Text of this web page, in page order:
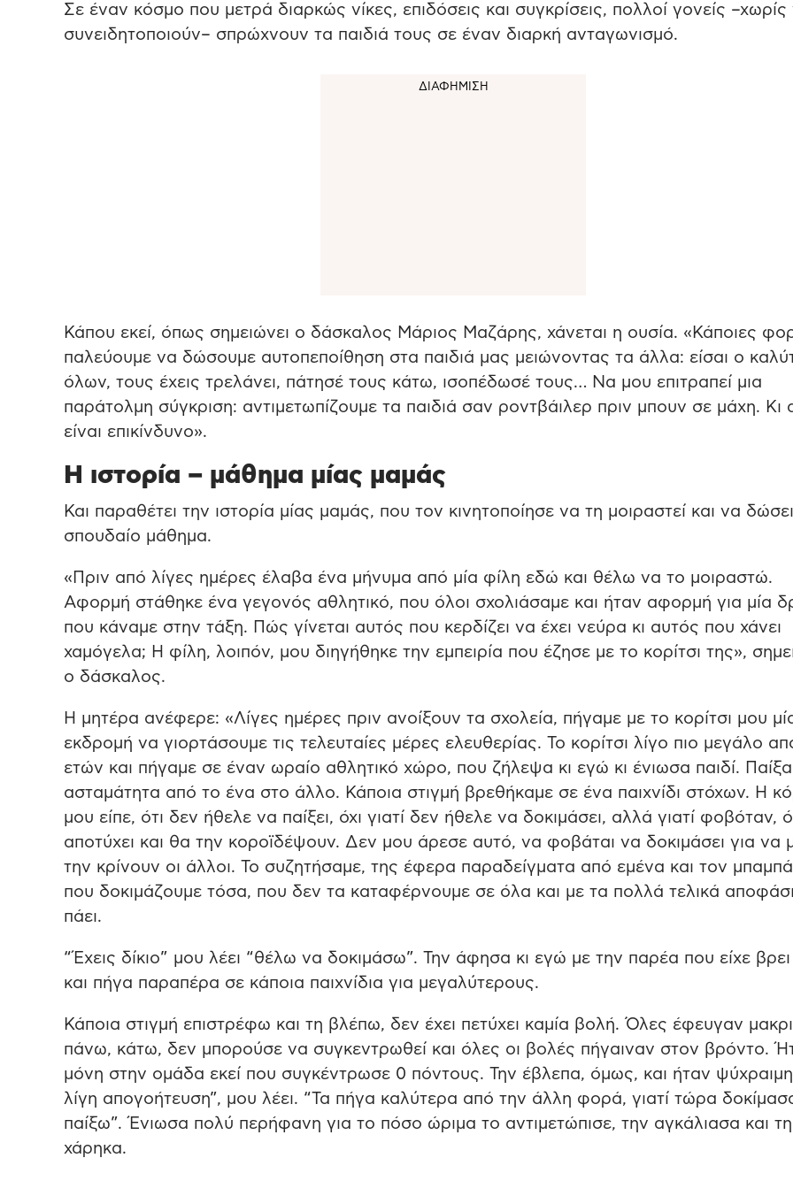
Σε έναν κόσμο που μετρά διαρκώς νίκες, επιδόσεις και συγκρίσεις, πολλοί γονείς –χωρίς
συνειδητοποιούν– σπρώχνουν τα παιδιά τους σε έναν διαρκή ανταγωνισμό.
Κάπου εκεί, όπως σημειώνει ο δάσκαλος Μάριος Μαζάρης, χάνεται η ουσία. «Κάποιες
παλεύουμε να δώσουμε αυτοπεποίθηση στα παιδιά μας μειώνοντας τα άλλα: είσαι ο
όλων, τους έχεις τρελάνει, πάτησέ τους κάτω, ισοπέδωσέ τους… Να μου επιτραπεί μια
παράτολμη σύγκριση: αντιμετωπίζουμε τα παιδιά σαν ροντβάιλερ πριν μπουν σε μάχη. Κι
είναι επικίνδυνο».
Η ιστορία – μάθημα μίας μαμάς
Και παραθέτει την ιστορία μίας μαμάς, που τον κινητοποίησε να τη μοιραστεί και να
σπουδαίο μάθημα.
«Πριν από λίγες ημέρες έλαβα ένα μήνυμα από μία φίλη εδώ και θέλω να το μοιραστώ.
Αφορμή στάθηκε ένα γεγονός αθλητικό, που όλοι σχολιάσαμε και ήταν αφορμή για μία
που κάναμε στην τάξη. Πώς γίνεται αυτός που κερδίζει να έχει νεύρα κι αυτός που χάνει
χαμόγελα; Η φίλη, λοιπόν, μου διηγήθηκε την εμπειρία που έζησε με το κορίτσι της»,
ο δάσκαλος.
Η μητέρα ανέφερε: «Λίγες ημέρες πριν ανοίξουν τα σχολεία, πήγαμε με το κορίτσι μου
εκδρομή να γιορτάσουμε τις τελευταίες μέρες ελευθερίας. Το κορίτσι λίγο πιο μεγάλο
ετών και πήγαμε σε έναν ωραίο αθλητικό χώρο, που ζήλεψα κι εγώ κι ένιωσα παιδί.
ασταμάτητα από το ένα στο άλλο. Κάποια στιγμή βρεθήκαμε σε ένα παιχνίδι στόχων. Η
μου είπε, ότι δεν ήθελε να παίξει, όχι γιατί δεν ήθελε να δοκιμάσει, αλλά γιατί φοβόταν,
αποτύχει και θα την κοροϊδέψουν. Δεν μου άρεσε αυτό, να φοβάται να δοκιμάσει για να
την κρίνουν οι άλλοι. Το συζητήσαμε, της έφερα παραδείγματα από εμένα και τον
που δοκιμάζουμε τόσα, που δεν τα καταφέρνουμε σε όλα και με τα πολλά τελικά
πάει.
“Έχεις δίκιο” μου λέει “θέλω να δοκιμάσω”. Την άφησα κι εγώ με την παρέα που είχε βρει
και πήγα παραπέρα σε κάποια παιχνίδια για μεγαλύτερους.
Κάποια στιγμή επιστρέφω και τη βλέπω, δεν έχει πετύχει καμία βολή. Όλες έφευγαν
πάνω, κάτω, δεν μπορούσε να συγκεντρωθεί και όλες οι βολές πήγαιναν στον βρόντο.
μόνη στην ομάδα εκεί που συγκέντρωσε 0 πόντους. Την έβλεπα, όμως, και ήταν
λίγη απογοήτευση”, μου λέει. “Τα πήγα καλύτερα από την άλλη φορά, γιατί τώρα
παίξω”. Ένιωσα πολύ περήφανη για το πόσο ώριμα το αντιμετώπισε, την αγκάλιασα και τη
χάρηκα.